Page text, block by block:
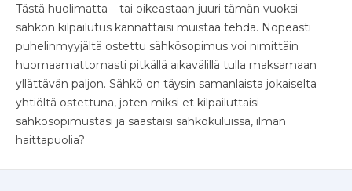
Tästä huolimatta – tai oikeastaan juuri tämän vuoksi –
sähkön kilpailutus kannattaisi muistaa tehdä. Nopeasti
puhelinmyyjältä ostettu sähkösopimus voi nimittäin
huomaamattomasti pitkällä aikavälillä tulla maksamaan
yllättävän paljon. Sähkö on täysin samanlaista jokaiselta
yhtiöltä ostettuna, joten miksi et kilpailuttaisi
sähkösopimustasi ja säästäisi sähkökuluissa, ilman
haittapuolia?